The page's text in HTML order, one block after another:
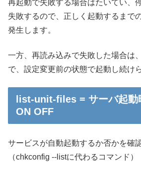
再起動で失敗する場合はたいてい、
失敗するので、正しく起動するまで
発生します。
一方、再読み込みで失敗した場合は
で、設定変更前の状態で起動し続け
list-unit-files = サーバ起動
ON OFF
サービスが自動起動するか否かを確
（chkconfig --listに代わるコマンド）